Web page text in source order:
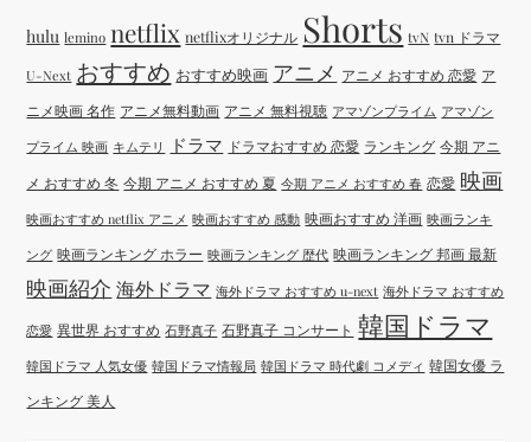
hulu lemino netflix netflixオリジナル Shorts tvN tvn ドラマ
U-Next おすすめ おすすめ映画 アニメ アニメ おすすめ 恋愛 ア
ニメ映画 名作 アニメ無料動画 アニメ 無料視聴 アマゾンプライム アマゾン
プライム 映画 キムテリ ドラマ ドラマおすすめ 恋愛 ランキング 今期 アニ
メ おすすめ 冬 今期 アニメ おすすめ 夏 今期 アニメ おすすめ 春 恋愛 映画
映画おすすめ netflix アニメ 映画おすすめ 感動 映画おすすめ 洋画 映画ランキ
ング 映画ランキング ホラー 映画ランキング 歴代 映画ランキング 邦画 最新
映画紹介 海外ドラマ 海外ドラマ おすすめ u-next 海外ドラマ おすすめ
恋愛 異世界 おすすめ 石野真子 石野真子 コンサート 韓国ドラマ
韓国ドラマ 人気女優 韓国ドラマ情報局 韓国ドラマ 時代劇 コメディ 韓国女優 ラ
ンキング 美人